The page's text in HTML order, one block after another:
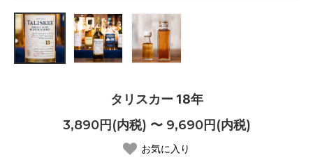
タリスカー 18年
3,890円(内税) 〜 9,690円(内税)
お気に入り